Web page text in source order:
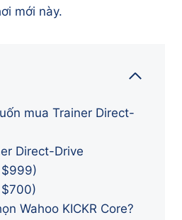
mới này.
mua Trainer Direct-
Direct-Drive
$999)
Wahoo KICKR Core?